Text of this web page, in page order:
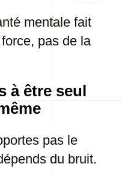
mentale fait
pas de la
à être seul
pas le
du bruit.